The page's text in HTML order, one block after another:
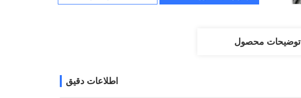
توضیحات محصول
اطلاعات دقیق